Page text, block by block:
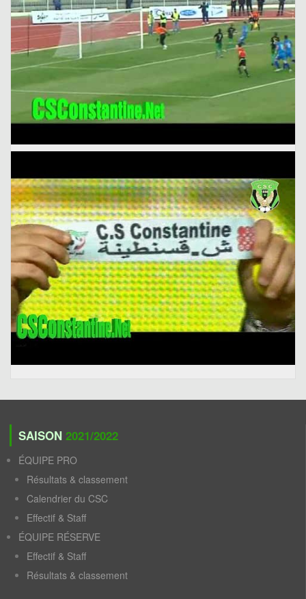
SAISON 2021/2022
ÉQUIPE PRO
Résultats & classement
Calendrier du CSC
Effectif & Staff
ÉQUIPE RÉSERVE
Effectif & Staff
Résultats & classement